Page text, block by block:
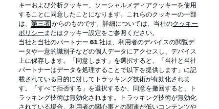
Football as it's meant to be
BUNDESLIGA APP
Official Partners
キーおよび分析クッキー、ソーシャルメディアクッキーを使用
することに同意したことになります。これらのクッキーの一部
は、第三者 からのものです。詳細については、当社のクッキー
ポリシー またはクッキー設定をご参照ください。
当社と当社のパートナー61 社は、利用者のデバイスの閲覧デ
ータや一意的識別子などの個人データにアクセスし、デバイス
上に保存します。「同意します」を選択すると、「当社と当社
パートナーはデータを処理することで以下を提供します」に記
載されている目的に対してトラッキング技術が有効化されま
す。「すべて拒否する」を選択するか、同意を撤回すると、ト
ラッキング技術は無効化されます。トラッキング技術が無効化
されている場合、利用者の関心事との関連が低いコンテンツや